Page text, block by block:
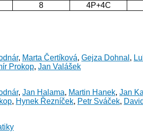
8 4P+4C
, Marta Čertíková, Gejza Dohnal ,
Prokop, Jan Valášek
, Jan Halama, Martin Hanek, Jan
, Hynek Řezníček, Petr Sváček,